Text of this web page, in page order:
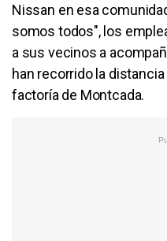
Nissan en esa
somos todos", los
a sus vecinos a
han recorrido la
factoría de Montcada.